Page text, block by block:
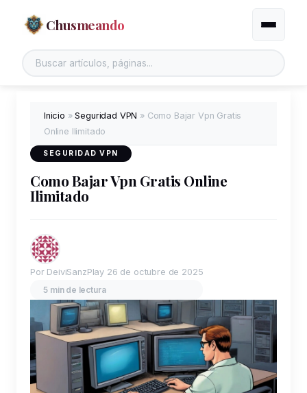
Chusmeando Alternar
Inicio »Seguridad VPN » Como Bajar Vpn Gratis
Online Ilimitado
SEGURIDAD VPN
Como Bajar Vpn Gratis Online
Ilimitado
Por DeiviSanzPlay 26 de octubre de 2025
5 min de lectura